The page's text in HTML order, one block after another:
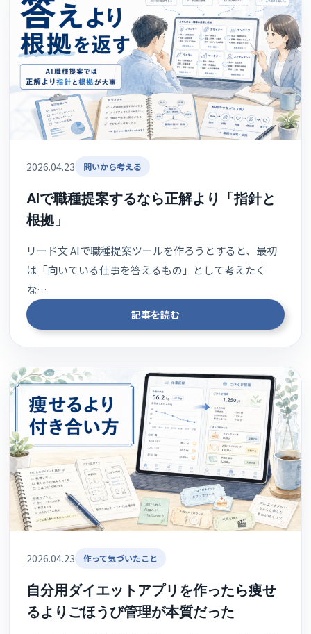
2026.04.23 問いから考える
AIで職種提案するなら正解より「指針と
根拠」
リード文 AIで職種提案ツールを作ろうとすると、最初
は「向いている仕事を答えるもの」として考えたく
な…
記事を読む
2026.04.23 作って気づいたこと
自分用ダイエットアプリを作ったら痩せ
るよりごほうび管理が本質だった